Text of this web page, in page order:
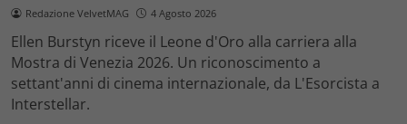
Redazione VelvetMAG 4 Agosto 2026
Ellen Burstyn riceve il Leone d'Oro alla carriera alla
Mostra di Venezia 2026. Un riconoscimento a
settant'anni di cinema internazionale, da L'Esorcista a
Interstellar.